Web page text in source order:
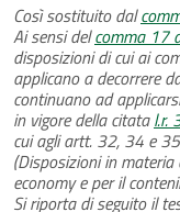
Così sostituito dal
Ai sensi delcomma 17
disposizioni di cui ai
applicano a decorrere
continuano ad
in vigore della citatal.r.
cui agli artt. 32, 34 e
(Disposizioni in
economy e per il
Si riporta di seguito il